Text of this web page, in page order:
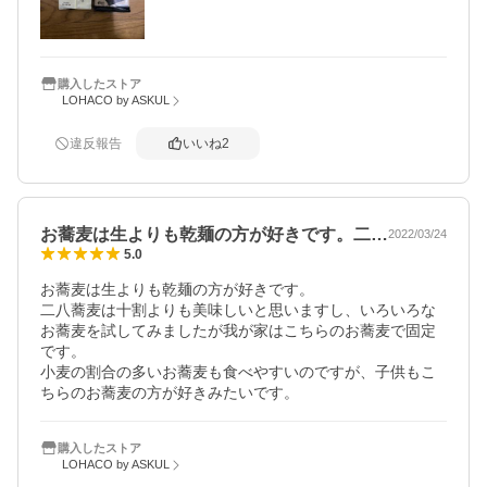
購入したストア
LOHACO by ASKUL
違反報告 いいね2
お蕎麦は生よりも乾麺の方が好きです。二…2022/03/24
5.0
お蕎麦は生よりも乾麺の方が好きです。
二八蕎麦は十割よりも美味しいと思いますし、いろいろな
お蕎麦を試してみましたが我が家はこちらのお蕎麦で固定
です。
小麦の割合の多いお蕎麦も食べやすいのですが、子供もこ
ちらのお蕎麦の方が好きみたいです。
購入したストア
LOHACO by ASKUL